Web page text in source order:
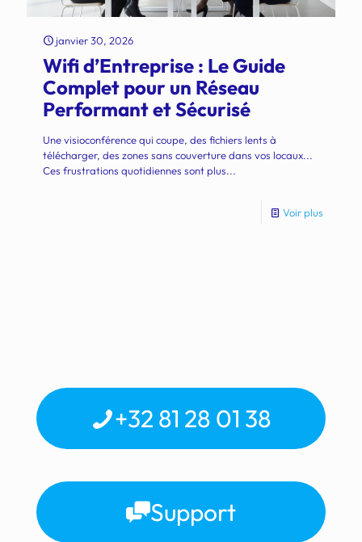
janvier 30, 2026
Wifi d’Entreprise : Le Guide
Complet pour un Réseau
Performant et Sécurisé
Une visioconférence qui coupe, des fichiers lents à
télécharger, des zones sans couverture dans vos locaux...
Ces frustrations quotidiennes sont plus...
Voir plus
+32 81 28 01 38
Support